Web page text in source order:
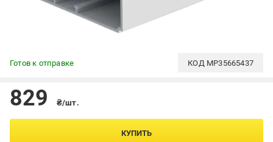
Готов к отправке КОД MP35665437
829 ₴/шт.
КУПИТЬ